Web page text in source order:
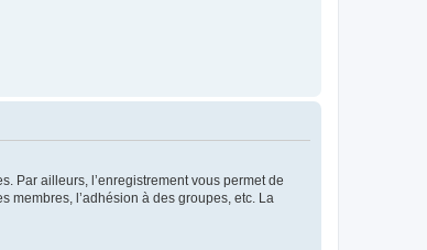
Par ailleurs, l’enregistrement vous permet de
membres, l’adhésion à des groupes, etc. La